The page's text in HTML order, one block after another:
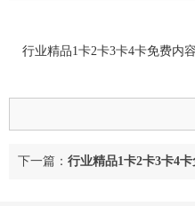
行业精品1卡2卡3卡4卡免费内
下一篇： 行业精品1卡2卡3卡4